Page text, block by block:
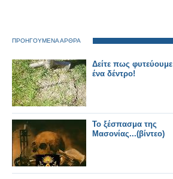
ΠΡΟΗΓΟΥΜΕΝΑ ΑΡΘΡΑ
Δείτε πως φυτεύουμε
ένα δέντρο!
Το ξέσπασμα της
Μασονίας...(βίντεο)